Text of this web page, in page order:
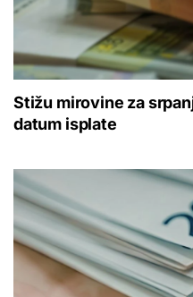
Stižu mirovine za
datum isplate